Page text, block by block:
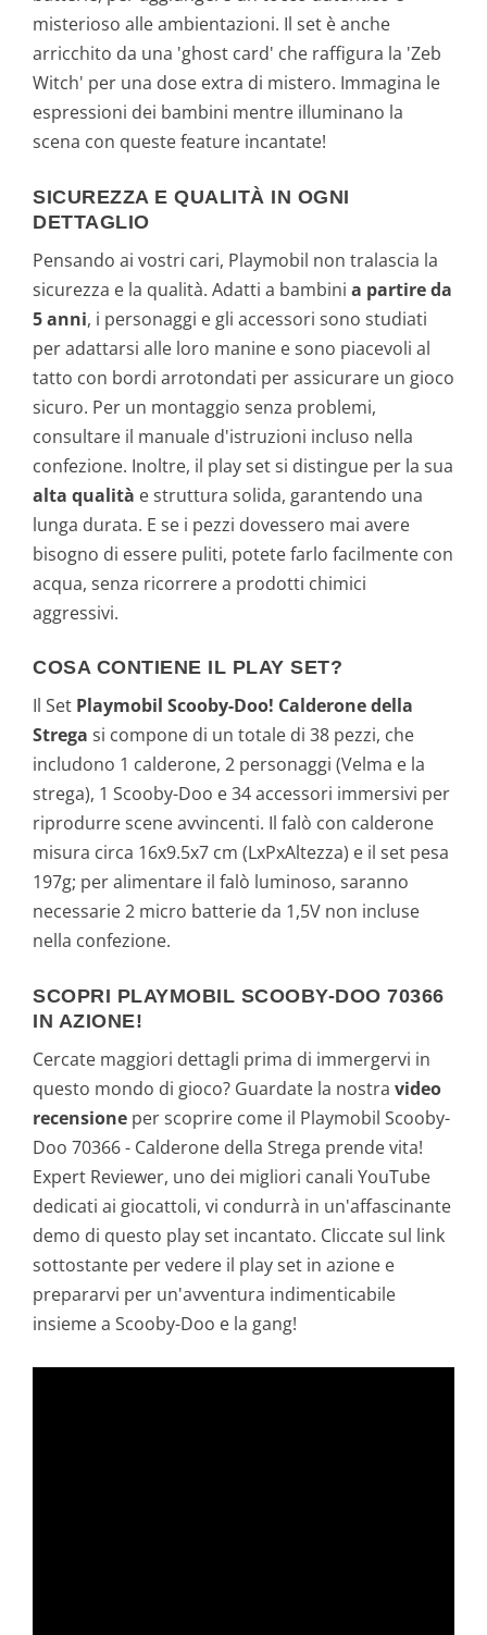
misterioso alle ambientazioni. Il set è anche
arricchito da una 'ghost card' che raffigura la 'Zeb
Witch' per una dose extra di mistero. Immagina le
espressioni dei bambini mentre illuminano la
scena con queste feature incantate!
SICUREZZA E QUALITÀ IN OGNI
DETTAGLIO
Pensando ai vostri cari, Playmobil non tralascia la
sicurezza e la qualità. Adatti a bambini a partire da
5 anni, i personaggi e gli accessori sono studiati
per adattarsi alle loro manine e sono piacevoli al
tatto con bordi arrotondati per assicurare un gioco
sicuro. Per un montaggio senza problemi,
consultare il manuale d'istruzioni incluso nella
confezione. Inoltre, il play set si distingue per la sua
alta qualità e struttura solida, garantendo una
lunga durata. E se i pezzi dovessero mai avere
bisogno di essere puliti, potete farlo facilmente con
acqua, senza ricorrere a prodotti chimici
aggressivi.
COSA CONTIENE IL PLAY SET?
Il Set Playmobil Scooby-Doo! Calderone della
Strega si compone di un totale di 38 pezzi, che
includono 1 calderone, 2 personaggi (Velma e la
strega), 1 Scooby-Doo e 34 accessori immersivi per
riprodurre scene avvincenti. Il falò con calderone
misura circa 16x9.5x7 cm (LxPxAltezza) e il set pesa
197g; per alimentare il falò luminoso, saranno
necessarie 2 micro batterie da 1,5V non incluse
nella confezione.
SCOPRI PLAYMOBIL SCOOBY-DOO 70366
IN AZIONE!
Cercate maggiori dettagli prima di immergervi in
questo mondo di gioco? Guardate la nostra video
recensione per scoprire come il Playmobil Scooby-
Doo 70366 - Calderone della Strega prende vita!
Expert Reviewer, uno dei migliori canali YouTube
dedicati ai giocattoli, vi condurrà in un'affascinante
demo di questo play set incantato. Cliccate sul link
sottostante per vedere il play set in azione e
prepararvi per un'avventura indimenticabile
insieme a Scooby-Doo e la gang!